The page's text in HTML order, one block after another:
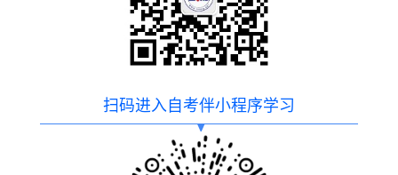
扫码进入自考伴小程序学习